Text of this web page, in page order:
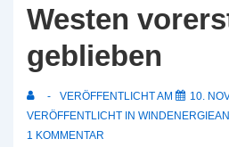
Westen
geblieben
VERÖFFENTLICHT AM
10.
VERÖFFENTLICHT IN
1 KOMMENTAR